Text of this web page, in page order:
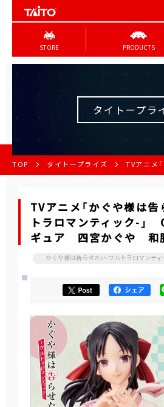
STORE PRODUCTS
タイトープラ
TOP タイトープライズ TVアニメ
TVアニメ「かぐや様は
トラロマンティック-
ギュア 四宮かぐや 和
かぐや様は告らせたい-ウルトラロマンティ